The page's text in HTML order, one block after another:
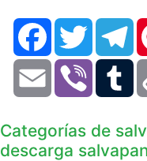
FacebookTwitter
Email Viber
Categorías de
descarga